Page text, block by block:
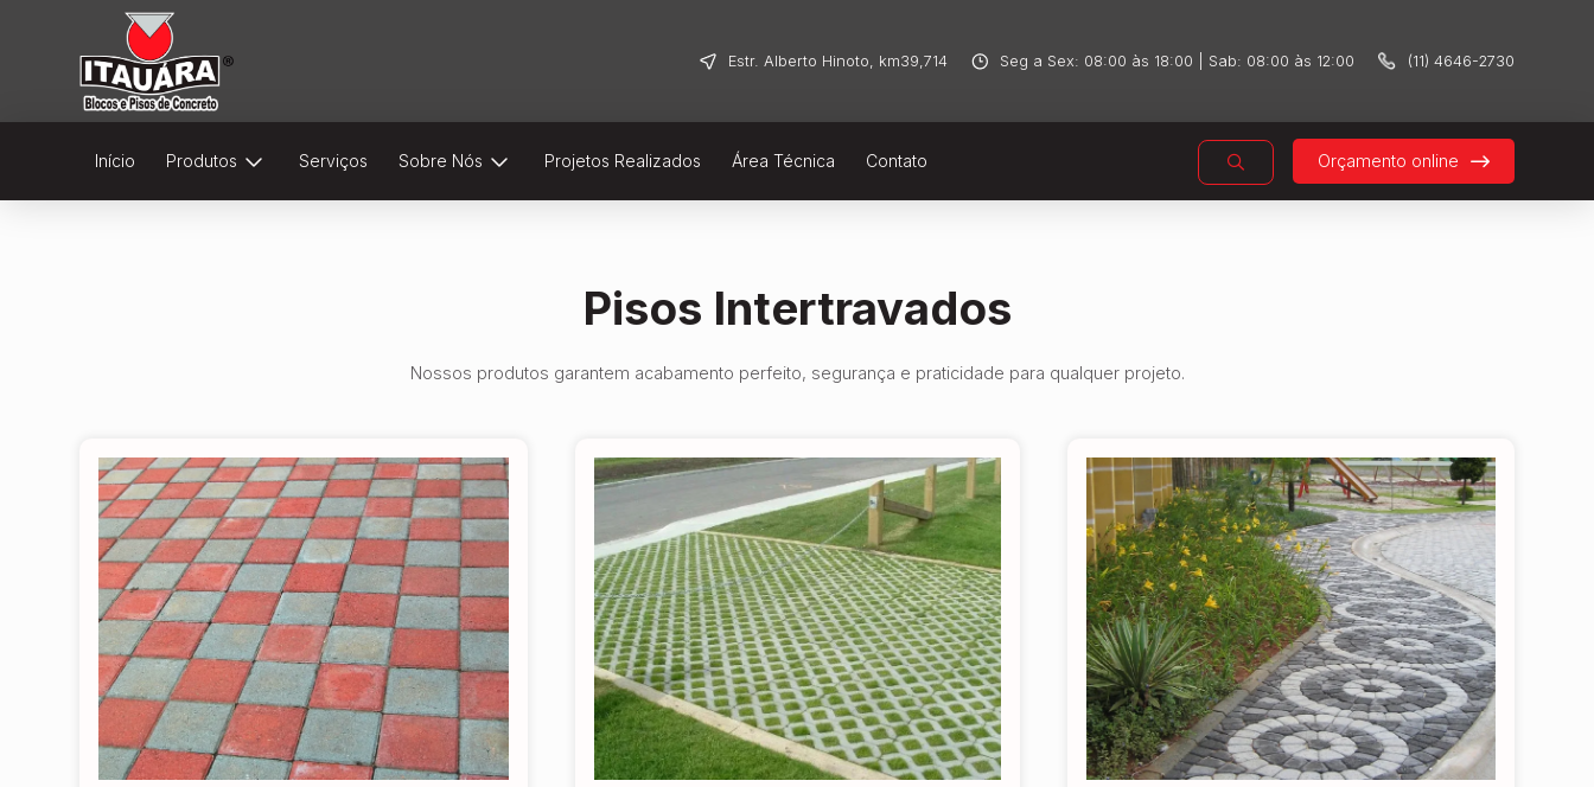
Estr. Alberto Hinoto, km39,714​ Seg a Sex: 08:00 às 18:00 | Sab: 08:00 às 12:00 (11) 4646-2730
Início Produtos Serviços Sobre Nós Projetos Realizados Área Técnica Contato Orçamento online
Pisos Intertravados
Nossos produtos garantem acabamento perfeito, segurança e praticidade para qualquer projeto.